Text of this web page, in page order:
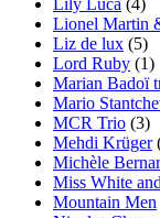
Lily Luca (4)
Lionel Martin
Liz de lux (5)
Lord Ruby (1)
Marian Badoï
Mario
MCR Trio (3)
Mehdi Krüger
Michèle
Miss White
Mountain Men